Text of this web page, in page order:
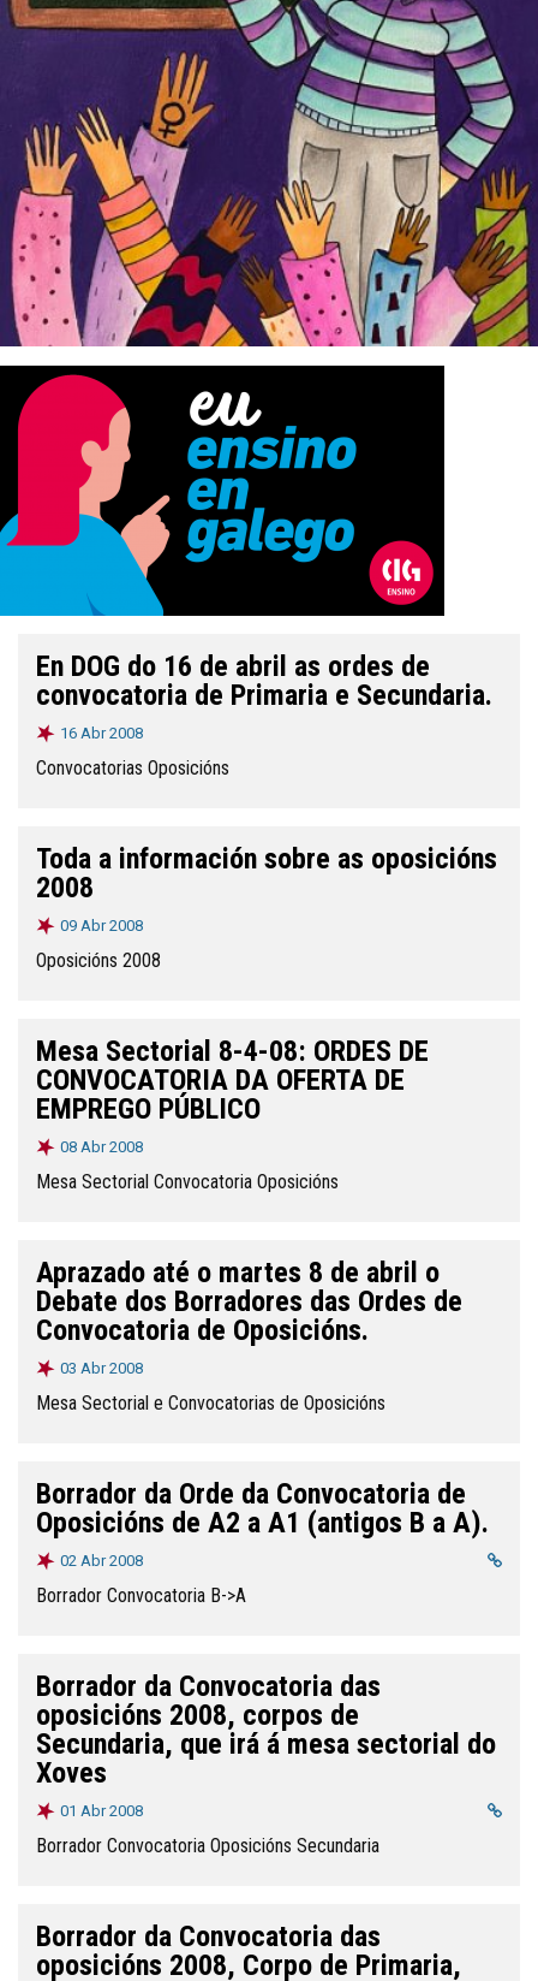
En DOG do 16 de abril as ordes de
convocatoria de Primaria e Secundaria.
16 Abr 2008
Convocatorias Oposicións
Toda a información sobre as oposicións
2008
09 Abr 2008
Oposicións 2008
Mesa Sectorial 8-4-08: ORDES DE
CONVOCATORIA DA OFERTA DE
EMPREGO PÚBLICO
08 Abr 2008
Mesa Sectorial Convocatoria Oposicións
Aprazado até o martes 8 de abril o
Debate dos Borradores das Ordes de
Convocatoria de Oposicións.
03 Abr 2008
Mesa Sectorial e Convocatorias de Oposicións
Borrador da Orde da Convocatoria de
Oposicións de A2 a A1 (antigos B a A).
02 Abr 2008
Borrador Convocatoria B->A
Borrador da Convocatoria das
oposicións 2008, corpos de
Secundaria, que irá á mesa sectorial do
Xoves
01 Abr 2008
Borrador Convocatoria Oposicións Secundaria
Borrador da Convocatoria das
oposicións 2008, Corpo de Primaria,